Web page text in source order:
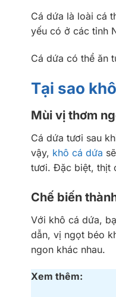
Cá dứa là loài cá
yếu có ở các tỉnh
Cá dứa có thể ăn
Tại sao
Mùi vị thơm
Cá dứa tươi sau
vậy, khô cá dứa
tươi. Đặc biệt, thịt
Chế biến
Với khô cá dứa,
dẫn, vị ngọt béo
ngon khác nhau.
Xem thêm: